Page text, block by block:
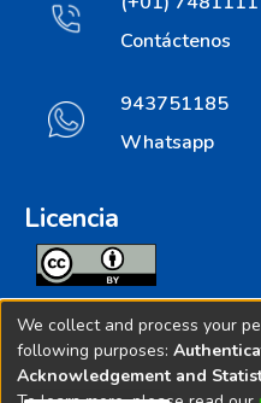
Contáctenos
943751185
Whatsapp
Licencia
Todos los contenidos de
licenciados bajo
Creative Commoms
We collect and process your
following purposes:
Acknowledgement and